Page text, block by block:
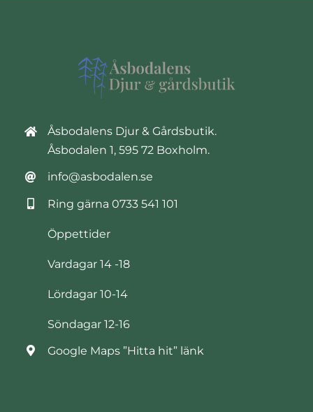
Åsbodalens Djur & Gårdsbutik.
Åsbodalen 1, 595 72 Boxholm.
info@asbodalen.se
Ring gärna 0733 541 101
Öppettider
Vardagar 14 -18
Lördagar 10-14
Söndagar 12-16
Google Maps ”Hitta hit” länk